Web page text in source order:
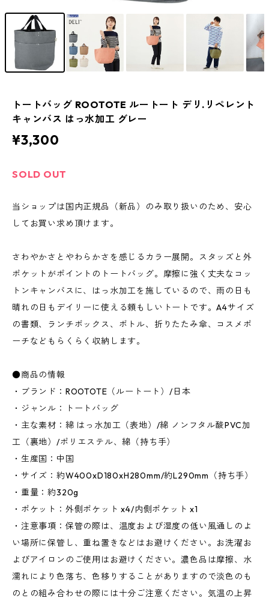
トートバッグ ROOTOTE ルートート デリ.リペレント
キャンバス はっ水加工 グレー
¥3,300
SOLD OUT
当ショップは国内正規品（新品）のみ取り扱いのため、安心
してお買い求め頂けます。
さわやかさとやわらかさを感じるカラー展開。スタッズと外
ポケットがポイントのトートバッグ。摩擦に強く丈夫なコッ
トンキャンバスに、はっ水加工を施しているので、雨の日も
晴れの日もデイリーに使える頼もしいトートです。A4サイズ
の書類、ランチボックス、ボトル、折りたたみ傘、コスメポ
ーチなどもらくらく収納します。
●商品の情報
・ブランド：ROOTOTE（ルートート）/日本
・ジャンル：トートバッグ
・主な素材：綿 はっ水加工（表地）/綿 ノンフタル酸PVC加
工（裏地）/ポリエステル、綿（持ち手）
・生産国：中国
・サイズ：約W400xD180xH280mm/約L290mm（持ち手）
・重量：約320g
・ポケット：外側ポケット x4/内側ポケット x1
・注意事項：保管の際は、温度および湿度の低い風通しのよ
い場所に保管し、重ね置きなどはお避けください。お洗濯お
よびアイロンのご使用はお避けください。濃色品は摩擦、水
濡れにより色落ち、色移りすることがありますので淡色のも
のとの組み合わせの際には十分ご注意ください。気温の上昇